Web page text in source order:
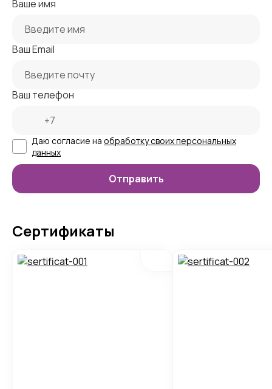
Ваше имя
Ваш Email
Ваш телефон
Даю согласие на обработку своих персональных
данных
Сертификаты